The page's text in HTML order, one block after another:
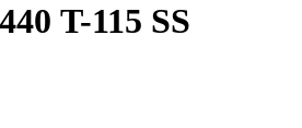
T-115 SS